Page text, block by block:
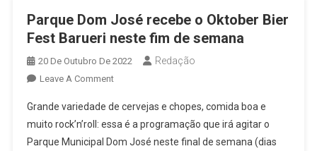
Parque Dom José recebe o Oktober Bier
Fest Barueri neste fim de semana
20 De Outubro De 2022 Redação
Leave A CommentOn
Dom
José
Recebe
Grande variedade de cervejas e chopes, comida boa e
muito rock’n’roll: essa é a programação que irá agitar o
Parque Municipal Dom José neste final de semana (dias